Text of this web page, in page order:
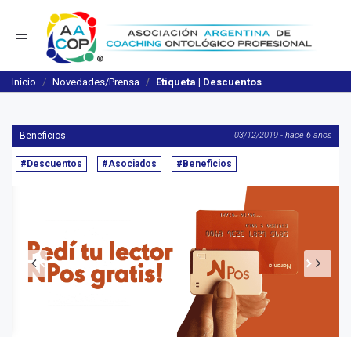
Navegación
Inicio Novedades/Prensa Etiqueta | Descuentos
Beneficios 03/12/2019 - hace 6 años
#Descuentos #Asociados #Beneficios